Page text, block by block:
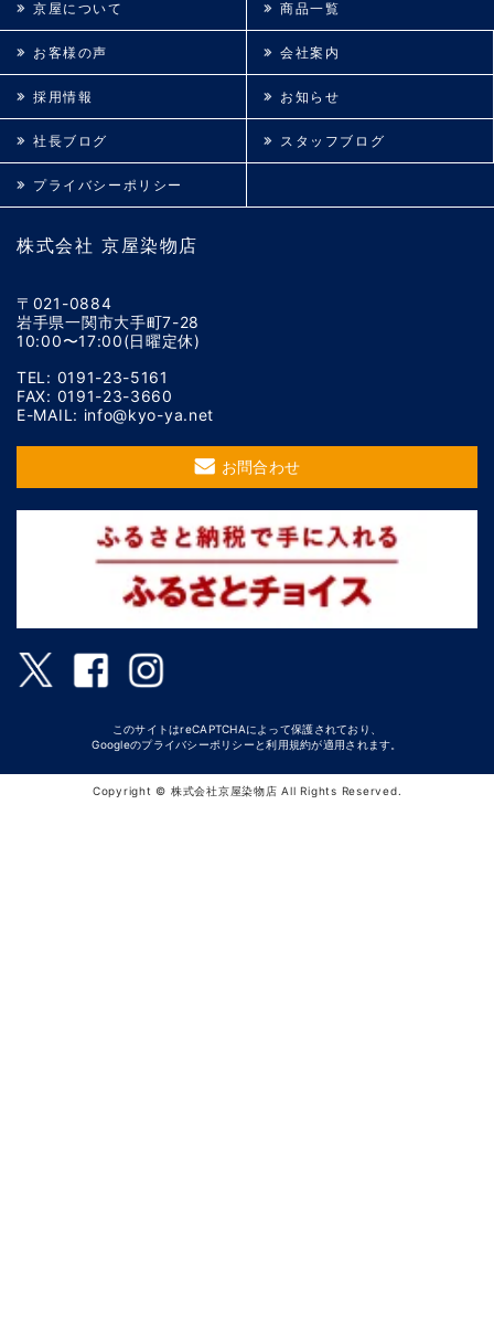
株式会社 京屋染物店
〒021-0884
岩手県一関市大手町7-28
10:00〜17:00(日曜定休)
TEL: 0191-23-5161
FAX: 0191-23-3660
E-MAIL: info@kyo-ya.net
お問合わせ
京屋について 商品一覧
お客様の声 会社案内
採用情報 お知らせ
社長ブログ スタッフブログ
プライバシーポリシー
このサイトはreCAPTCHAによって保護されており、
Googleのプライバシーポリシー と利用規約が適用されます。
Copyright © 株式会社京屋染物店 All Rights Reserved.